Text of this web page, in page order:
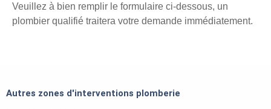
Veuillez à bien remplir le formulaire ci-dessous, un
plombier qualifié traitera votre demande immédiatement.
Autres zones d'interventions plomberie